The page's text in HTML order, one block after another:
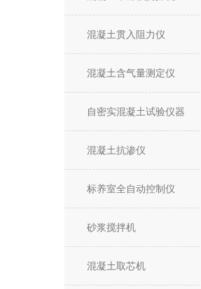
混凝土贯入阻力仪
混凝土含气量测定仪
自密实混凝土试验仪器
混凝土抗渗仪
标养室全自动控制仪
砂浆搅拌机
混凝土取芯机